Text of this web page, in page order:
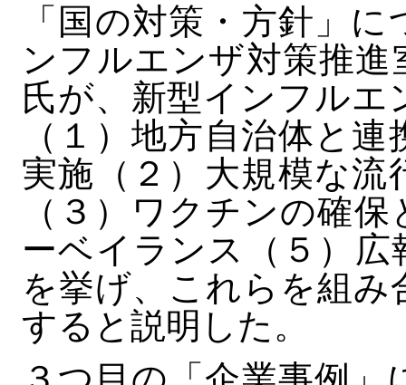
「国の対策・方針」
ンフルエンザ対策推
氏が、新型インフル
（１）地方自治体と
実施（２）大規模な流
（３）ワクチンの確
ーベイランス（５）
を挙げ、これらを組
すると説明した。